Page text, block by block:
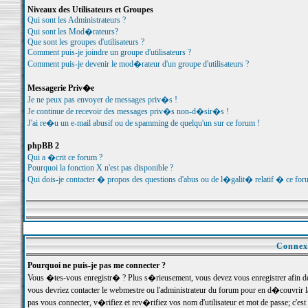
Niveaux des Utilisateurs et Groupes
Qui sont les Administrateurs ?
Qui sont les Mod�rateurs?
Que sont les groupes d'utilisateurs ?
Comment puis-je joindre un groupe d'utilisateurs ?
Comment puis-je devenir le mod�rateur d'un groupe d'utilisateurs ?
Messagerie Priv�e
Je ne peux pas envoyer de messages priv�s !
Je continue de recevoir des messages priv�s non-d�sir�s !
J'ai re�u un e-mail abusif ou de spamming de quelqu'un sur ce forum !
phpBB 2
Qui a �crit ce forum ?
Pourquoi la fonction X n'est pas disponible ?
Qui dois-je contacter � propos des questions d'abus ou de l�galit� relatif � ce
Pourquoi ne puis-je pas me connecter ?
Vous �tes-vous enregistr� ? Plus s�rieusement, vous devez vous enregistrer
vous devriez contacter le webmestre ou l'administrateur du forum pour en
pas vous connecter, v�rifiez et rev�rifiez vos nom d'utilisateur et mot de passe;